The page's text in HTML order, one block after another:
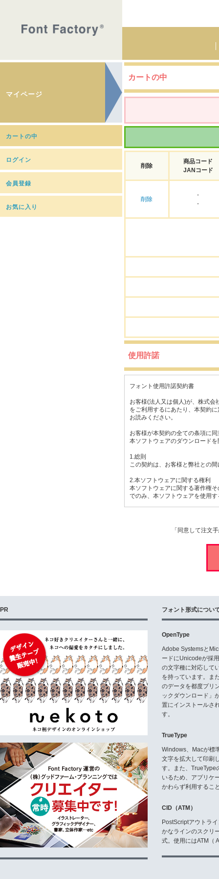
マイページ
カートの中
ログイン
会員登録
お気に入り
カートの中
削除
商品コード
JANコード
削除
-
-
使用許諾
フォント使用許諾契約書
お客様(法人又は個人)が、株式会
をご利用するにあたり、本契約
お読みください。
お客様が本契約の全ての条項に
本ソフトウェアのダウンロード
1.総則
この契約は、お客様と弊社との
2.本ソフトウェアに関する権利
本ソフトウェアに関する著作権
でのみ、本ソフトウェアを使用
4.商用利用について
お客様は、対価を得て制作する
(5)ペン字練習帳や、印鑑、ネー
(6)作成されたPDFファイル又は
(7)ゲームソフト、ゲームアプリ
(8)ホームページにおいてWEBフ
(9)工業生産品(カメラ、テレビ、
(10)本ソフトウェアを利用して
使用方法について判断がつかな
5.禁止事項
お客様は、次に例示する行為、
(1)インストールしたコンピュー
(2)第三者に再使用権を設定しそ
(3)出力される書体又は付属ドキ
(4)改変、リバースエンジニアリ
(6)本ソフトウェアの著作権表示
《お問い合わせ先》
(株)日本書技研究所
〒153‐0064 東京都目黒区下目黒
nakamoto@ensk.co.jp
TEL.03-5487-0717 / FAX.03-
≪受付≫
月̃金曜日 9:00～17:00 (弊社休業
5.複製
お客様は、本ソフトウェアをバ
6.免責その他
(1)弊社は、お客様が本ソフトウ
します。
「同意して注文
PR フォント形式につい
OpenType
Adobe Systemsと
ードにUnicodeが採
の文字種に対応して
を持っています。ま
のデータを都度プリ
ックダウンロード」
置にインストールさ
す。
TrueType
Windows、Macが標
文字を拡大して印刷
す。また、TrueType
いるため、アプリケ
かわらず利用するこ
CID（ATM）
PostScriptアウトラ
かなラインのスクリ
式。使用にはATM（